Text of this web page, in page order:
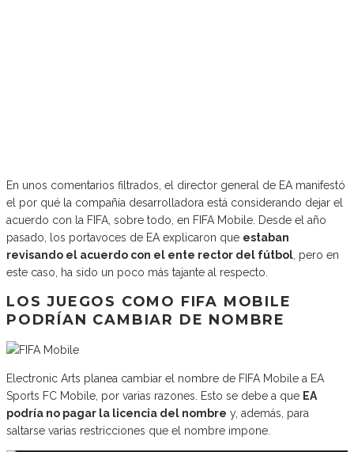
En unos comentarios filtrados, el director general de EA manifestó
el por qué la compañía desarrolladora está considerando dejar el
acuerdo con la FIFA, sobre todo, en FIFA Mobile. Desde el año
pasado, los portavoces de EA explicaron que estaban
revisando el acuerdo con el ente rector del fútbol , pero en
este caso, ha sido un poco más tajante al respecto.
LOS JUEGOS COMO FIFA MOBILE
PODRÍAN CAMBIAR DE NOMBRE
Electronic Arts planea cambiar el nombre de FIFA Mobile a EA
Sports FC Mobile, por varias razones. Esto se debe a que EA
podría no pagar la licencia del nombre y, además, para
saltarse varias restricciones que el nombre impone.